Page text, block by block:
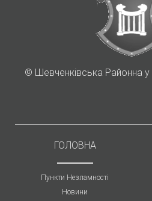
© Шевченківська Районна
ГОЛОВНА
Пункти Незламності
Новини